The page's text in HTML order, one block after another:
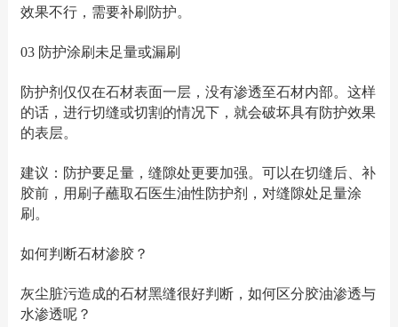
效果不行，需要补刷防护。
03 防护涂刷未足量或漏刷
防护剂仅仅在石材表面一层，没有渗透至石材内部。这样
的话，进行切缝或切割的情况下，就会破坏具有防护效果
的表层。
建议：防护要足量，缝隙处更要加强。可以在切缝后、补
胶前，用刷子蘸取石医生油性防护剂，对缝隙处足量涂
刷。
如何判断石材渗胶？
灰尘脏污造成的石材黑缝很好判断，如何区分胶油渗透与
水渗透呢？